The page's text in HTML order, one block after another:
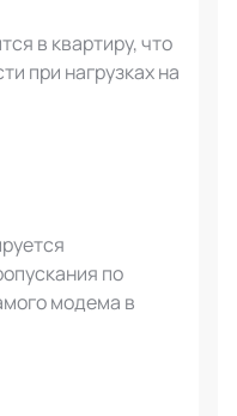
в квартиру, что
при нагрузках на
по
модема в